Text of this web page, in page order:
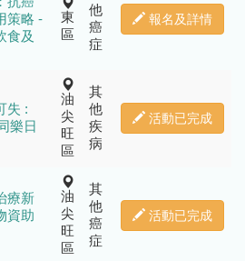
策略 -
食及
東
區
他
癌
症
報名及詳情
失 :
樂日
油
尖
旺
區
其
他
疾
病
活動已完成
療新
資助
油
尖
旺
區
其
他
癌
症
活動已完成